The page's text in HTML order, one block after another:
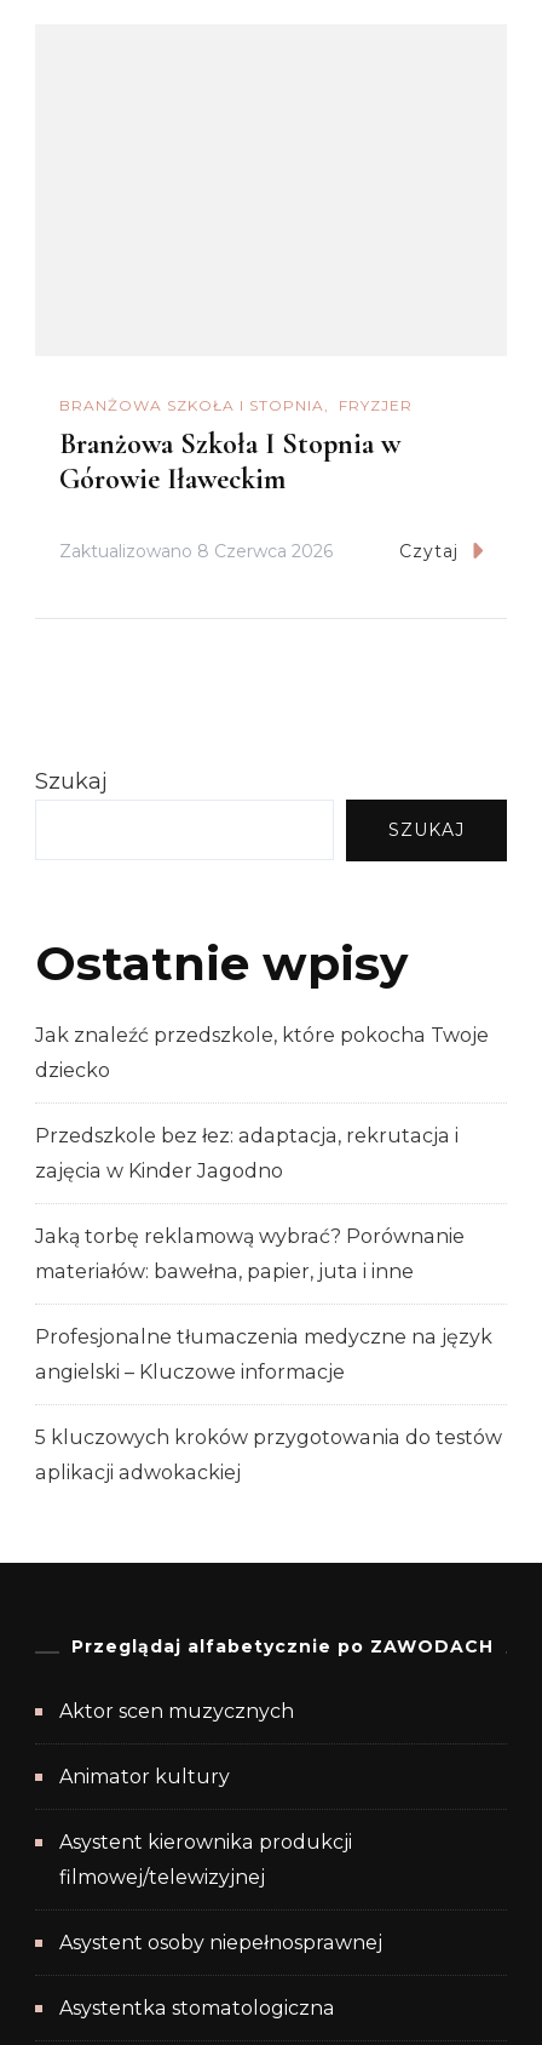
BRANŻOWA SZKOŁA I STOPNIA FRYZJER
Branżowa Szkoła I Stopnia w
Górowie Iławeckim
Zaktualizowano 8 Czerwca 2026 Czytaj
Szukaj
SZUKAJ
Ostatnie wpisy
Jak znaleźć przedszkole, które pokocha Twoje
dziecko
Przedszkole bez łez: adaptacja, rekrutacja i
zajęcia w Kinder Jagodno
Jaką torbę reklamową wybrać? Porównanie
materiałów: bawełna, papier, juta i inne
Profesjonalne tłumaczenia medyczne na język
angielski – Kluczowe informacje
5 kluczowych kroków przygotowania do testów
aplikacji adwokackiej
Przeglądaj alfabetycznie po ZAWODACH
Aktor scen muzycznych
Animator kultury
Asystent kierownika produkcji
filmowej/telewizyjnej
Asystent osoby niepełnosprawnej
Asystentka stomatologiczna